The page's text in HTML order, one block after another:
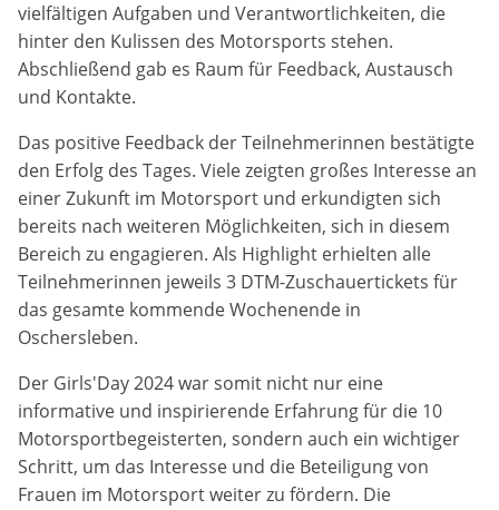
vielfältigen Aufgaben und Verantwortlichkeiten, die
hinter den Kulissen des Motorsports stehen.
Abschließend gab es Raum für Feedback, Austausch
und Kontakte.
Das positive Feedback der Teilnehmerinnen bestätigte
den Erfolg des Tages. Viele zeigten großes Interesse an
einer Zukunft im Motorsport und erkundigten sich
bereits nach weiteren Möglichkeiten, sich in diesem
Bereich zu engagieren. Als Highlight erhielten alle
Teilnehmerinnen jeweils 3 DTM-Zuschauertickets für
das gesamte kommende Wochenende in
Oschersleben.
Der Girls'Day 2024 war somit nicht nur eine
informative und inspirierende Erfahrung für die 10
Motorsportbegeisterten, sondern auch ein wichtiger
Schritt, um das Interesse und die Beteiligung von
Frauen im Motorsport weiter zu fördern. Die
Anbieter:
Google LLC
Zweck:
Diese Cookies dienen zur Erhebung von Statistiken zur
Website-Nutzung.
Cookie Laufzeit:
24 Monate
Medien & externe Dienste
Um Inhalte von Videoplattformen und weiteren externen
Diensten anzeigen zu können, werden von diesen ggf.
Cookies gesetzt. Die Einbindung kann bei Bedarf einzeln
aktiviert werden.
YouTube